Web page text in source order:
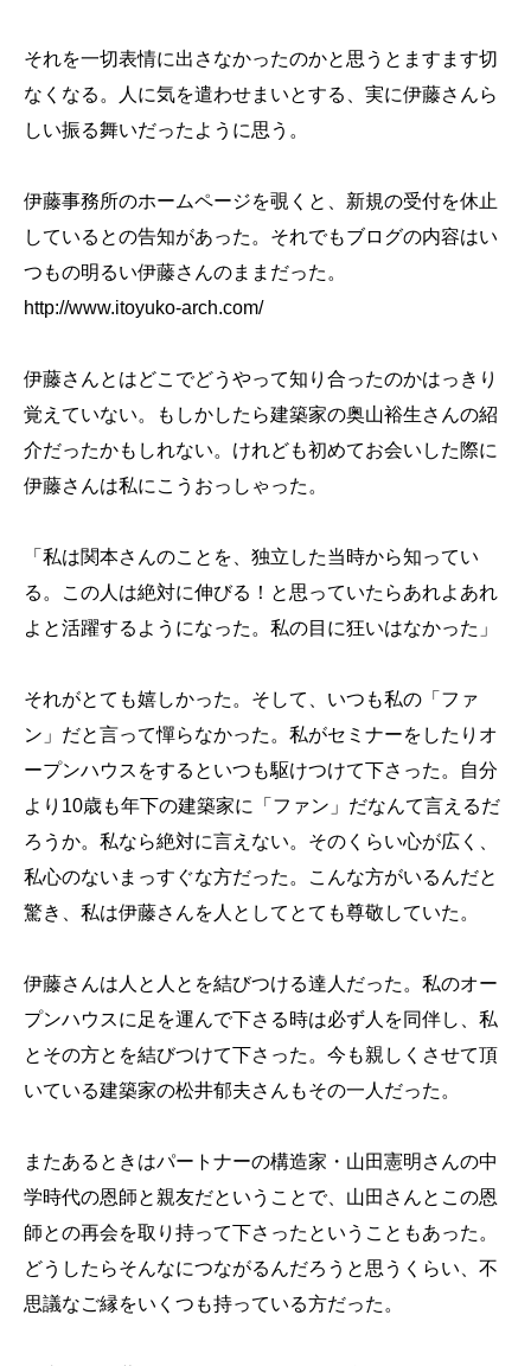
それを一切表情に出さなかったのかと思うとますます切
なくなる。人に気を遣わせまいとする、実に伊藤さんら
しい振る舞いだったように思う。
伊藤事務所のホームページを覗くと、新規の受付を休止
しているとの告知があった。それでもブログの内容はい
つもの明るい伊藤さんのままだった。
http://www.itoyuko-arch.com/
伊藤さんとはどこでどうやって知り合ったのかはっきり
覚えていない。もしかしたら建築家の奥山裕生さんの紹
介だったかもしれない。けれども初めてお会いした際に
伊藤さんは私にこうおっしゃった。
「私は関本さんのことを、独立した当時から知ってい
る。この人は絶対に伸びる！と思っていたらあれよあれ
よと活躍するようになった。私の目に狂いはなかった」
それがとても嬉しかった。そして、いつも私の「ファ
ン」だと言って憚らなかった。私がセミナーをしたりオ
ープンハウスをするといつも駆けつけて下さった。自分
より10歳も年下の建築家に「ファン」だなんて言えるだ
ろうか。私なら絶対に言えない。そのくらい心が広く、
私心のないまっすぐな方だった。こんな方がいるんだと
驚き、私は伊藤さんを人としてとても尊敬していた。
伊藤さんは人と人とを結びつける達人だった。私のオー
プンハウスに足を運んで下さる時は必ず人を同伴し、私
とその方とを結びつけて下さった。今も親しくさせて頂
いている建築家の松井郁夫さんもその一人だった。
またあるときはパートナーの構造家・山田憲明さんの中
学時代の恩師と親友だということで、山田さんとこの恩
師との再会を取り持って下さったということもあった。
どうしたらそんなにつながるんだろうと思うくらい、不
思議なご縁をいくつも持っている方だった。